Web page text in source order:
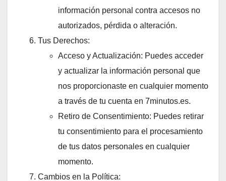
información personal contra accesos no
autorizados, pérdida o alteración.
Tus Derechos:
Acceso y Actualización: Puedes acceder
y actualizar la información personal que
nos proporcionaste en cualquier momento
a través de tu cuenta en 7minutos.es.
Retiro de Consentimiento: Puedes retirar
tu consentimiento para el procesamiento
de tus datos personales en cualquier
momento.
Cambios en la Política: